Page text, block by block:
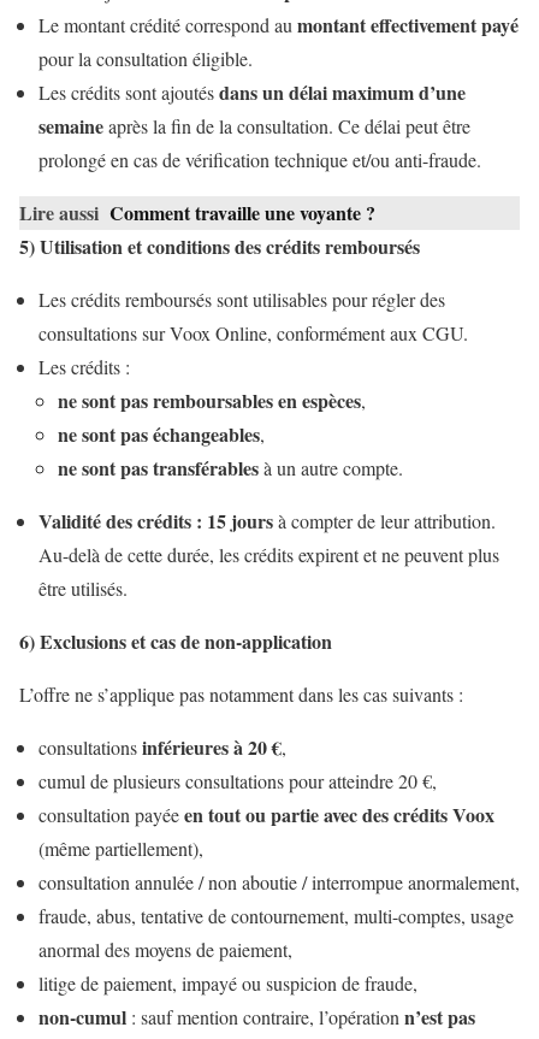
Le montant crédité correspond au montant effectivement payé
pour la consultation éligible.
Les crédits sont ajoutésdans un délai maximum d’une
semaineaprès la fin de la consultation. Ce délai peut être
prolongé en cas de vérification technique et/ou anti-fraude.
Lire aussi Comment travaille une voyante ?
5) Utilisation et conditions des crédits remboursés
Les crédits remboursés sont utilisables pour régler des
consultations sur Voox Online, conformément aux CGU.
Les crédits :
ne sont pas remboursables en espèces,
ne sont pas échangeables,
ne sont pas transférablesà un autre compte.
Validité des crédits : 15 joursà compter de leur attribution.
Au-delà de cette durée, les crédits expirent et ne peuvent plus
être utilisés.
6) Exclusions et cas de non-application
L’offre ne s’applique pas notamment dans les cas suivants :
consultationsinférieures à 20 €,
cumul de plusieurs consultations pour atteindre 20 €,
consultation payéeen tout ou partie avec des crédits Voox
(même partiellement),
consultation annulée / non aboutie / interrompue anormalement,
fraude, abus, tentative de contournement, multi-comptes, usage
anormal des moyens de paiement,
litige de paiement, impayé ou suspicion de fraude,
non-cumul : sauf mention contraire, l’opération n’est pas